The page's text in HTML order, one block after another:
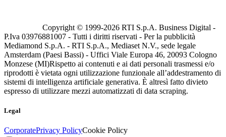
Copyright © 1999-2026 RTI S.p.A. Business Digital -
P.Iva 03976881007 - Tutti i diritti riservati - Per la pubblicità
Mediamond S.p.A. - RTI S.p.A., Mediaset N.V., sede legale
Amsterdam (Paesi Bassi) - Uffici Viale Europa 46, 20093 Cologno
Monzese (MI)Rispetto ai contenuti e ai dati personali trasmessi e/o
riprodotti è vietata ogni utilizzazione funzionale all’addestramento di
sistemi di intelligenza artificiale generativa. È altresì fatto divieto
espresso di utilizzare mezzi automatizzati di data scraping.
Legal
CorporatePrivacy PolicyCookie Policy